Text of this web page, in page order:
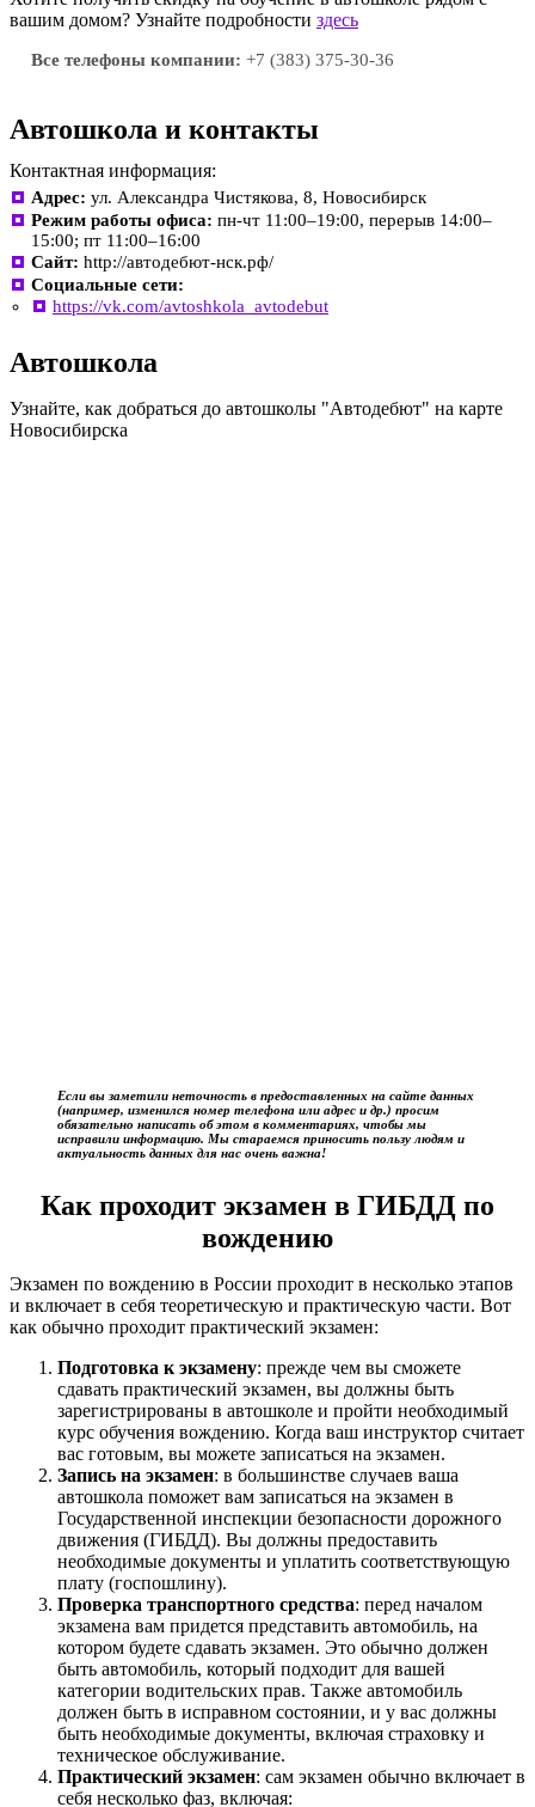
вашим домом? Узнайте подробности здесь
Все телефоны компании: +7 (383) 375-30-36
Автошкола и контакты
Контактная информация:
Адрес: ул. Александра Чистякова, 8, Новосибирск
Режим работы офиса: пн-чт 11:00–19:00, перерыв 14:00–
15:00; пт 11:00–16:00
Сайт: http://автодебют-нск.рф/
Социальные сети:
https://vk.com/avtoshkola_avtodebut
Автошкола
Узнайте, как добраться до автошколы "Автодебют" на карте
Новосибирска
Если вы заметили неточность в предоставленных на сайте данных
(например, изменился номер телефона или адрес и др.) просим
обязательно написать об этом в комментариях, чтобы мы
исправили информацию. Мы стараемся приносить пользу людям и
актуальность данных для нас очень важна!
Как проходит экзамен в ГИБДД по
вождению
Экзамен по вождению в России проходит в несколько этапов
и включает в себя теоретическую и практическую части. Вот
как обычно проходит практический экзамен:
Подготовка к экзамену: прежде чем вы сможете
сдавать практический экзамен, вы должны быть
зарегистрированы в автошколе и пройти необходимый
курс обучения вождению. Когда ваш инструктор считает
вас готовым, вы можете записаться на экзамен.
Запись на экзамен: в большинстве случаев ваша
автошкола поможет вам записаться на экзамен в
Государственной инспекции безопасности дорожного
движения (ГИБДД). Вы должны предоставить
необходимые документы и уплатить соответствующую
плату (госпошлину).
Проверка транспортного средства: перед началом
экзамена вам придется представить автомобиль, на
котором будете сдавать экзамен. Это обычно должен
быть автомобиль, который подходит для вашей
категории водительских прав. Также автомобиль
должен быть в исправном состоянии, и у вас должны
быть необходимые документы, включая страховку и
техническое обслуживание.
Практический экзамен: сам экзамен обычно включает в
себя несколько фаз, включая: